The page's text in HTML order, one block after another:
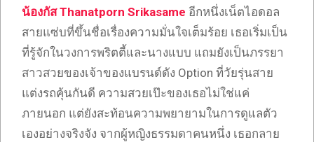
น้องกัส Thanatporn Srikasame อีกหนึ่งเน็ตไอดอล
สายแซ่บที่ขึ้นชื่อเรื่องความมั่นใจเต็มร้อย เธอเริ่มเป็น
ที่รู้จักในวงการพริตตี้และนางแบบ แถมยังเป็นภรรยา
สาวสวยของเจ้าของแบรนด์ดัง Option ที่วัยรุ่นสาย
แต่งรถคุ้นกันดี ความสวยเป๊ะของเธอไม่ใช่แค่
ภายนอก แต่ยังสะท้อนความพยายามในการดูแลตัว
เองอย่างจริงจัง จากผู้หญิงธรรมดาคนหนึ่ง เธอกลาย